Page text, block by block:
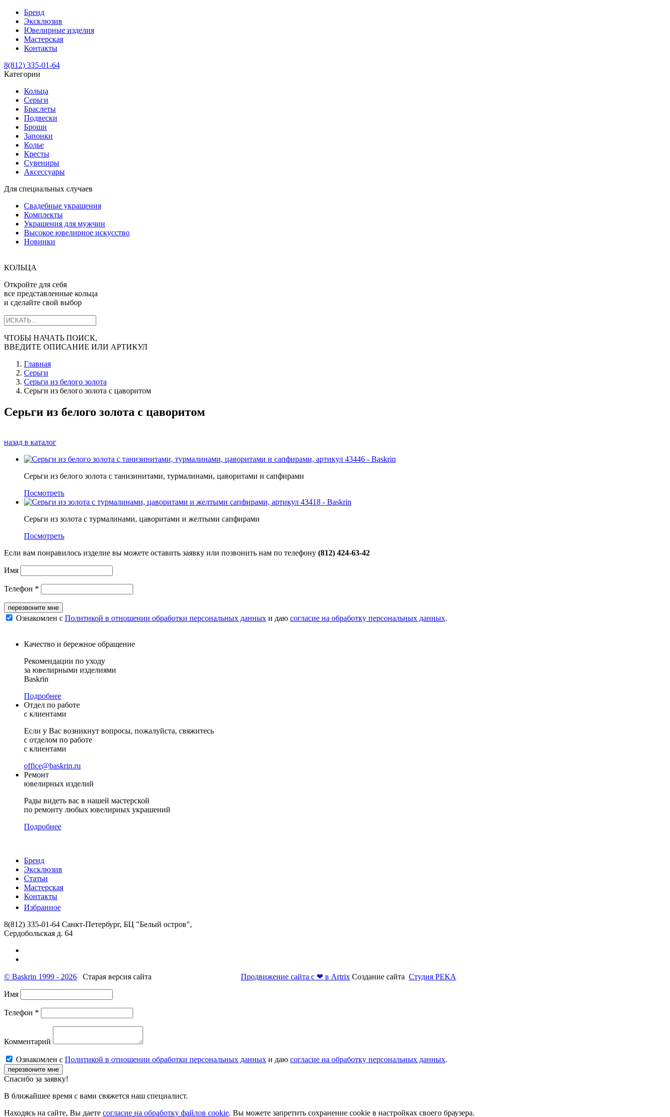
Бренд
Эксклюзив
Ювелирные изделия
Мастерская
Контакты
8(812) 335-01-64
Категории
Кольца
Серьги
Браслеты
Подвески
Броши
Запонки
Колье
Кресты
Сувениры
Аксессуары
Для специальных случаев
Свадебные украшения
Комплекты
Украшения для мужчин
Высокое ювелирное искусство
Новинки
КОЛЬЦА
Откройте для себя
все представленные кольца
и сделайте свой выбор
ЧТОБЫ НАЧАТЬ ПОИСК,
ВВЕДИТЕ ОПИСАНИЕ ИЛИ АРТИКУЛ
Главная
Серьги
Серьги из белого золота
Серьги из белого золота с цаворитом
Серьги из белого золота с цаворитом
назад в каталог
Серьги из белого золота с танизинитами, турмалинами, цаворитами и сапфирами
Посмотреть
Серьги из золота с турмалинами, цаворитами и желтыми сапфирами
Посмотреть
Если вам понравилось изделие вы можете оставить заявку или позвонить нам по телефону (812) 424-63-42
Имя
Телефон *
перезвоните мне
Ознакомлен с Политикой в отношении обработки персональных данных и даю согласие на обработку персональных данных.
Качество и бережное обращение
Рекомендации по уходу
за ювелирными изделиями
Baskrin
Подробнее
Отдел по работе
с клиентами
Если у Вас возникнут вопросы, пожалуйста, свяжитесь
с отделом по работе
с клиентами
office@baskrin.ru
Ремонт
ювелирных изделий
Рады видеть вас в нашей мастерской
по ремонту любых ювелирных украшений
Подробнее
Бренд
Эксклюзив
Статьи
Мастерская
Контакты
Избранное
8(812) 335-01-64 Санкт-Петербург, БЦ "Белый остров",
Сердобольская д. 64
© Baskrin 1999 - 2026 Старая версия сайта Продвижение сайта с ❤ в Artrix Создание сайта Студия РЕКА
Имя
Телефон *
Комментарий
Ознакомлен с Политикой в отношении обработки персональных данных и даю согласие на обработку персональных данных.
перезвоните мне
Cпасибо за заявку!
В ближайшее время с вами свяжется наш специалист.
Находясь на сайте, Вы даете согласие на обработку файлов cookie. Вы можете запретить сохранение cookie в настройках своего браузера.